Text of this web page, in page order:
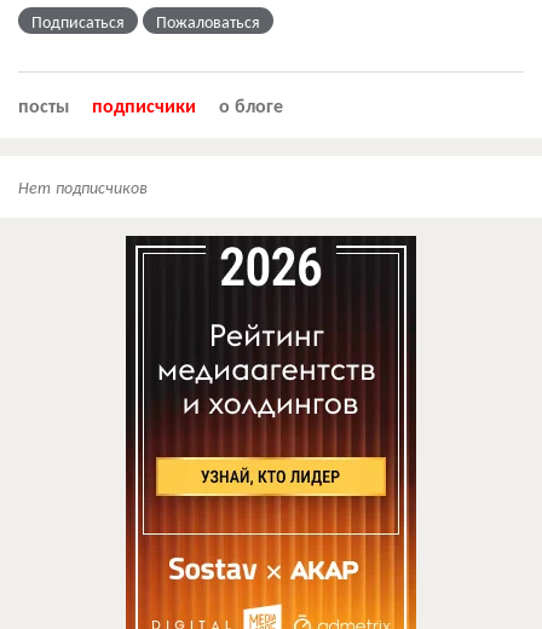
Подписаться Пожаловаться
посты подписчики о блоге
Нет подписчиков